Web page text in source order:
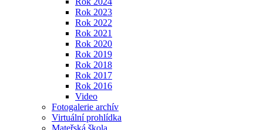
Rok 2023
Rok 2022
Rok 2021
Rok 2020
Rok 2019
Rok 2018
Rok 2017
Rok 2016
Video
Fotogalerie archív
Virtuální prohlídka
Mateřská škola